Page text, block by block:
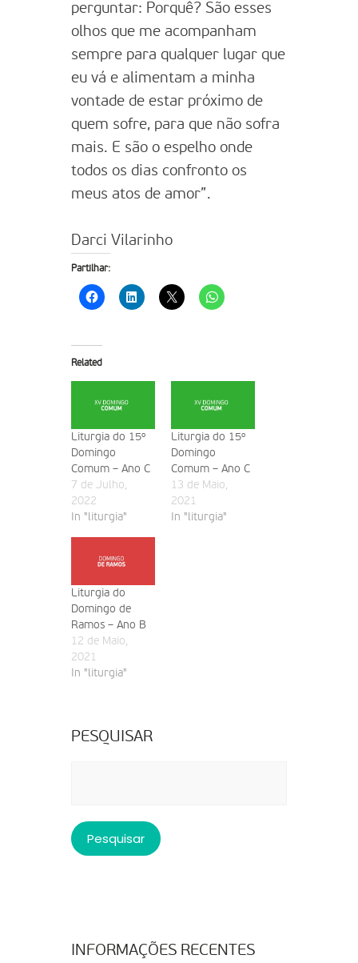
perguntar: Porquê? São esses
olhos que me acompanham
sempre para qualquer lugar que
eu vá e alimentam a minha
vontade de estar próximo de
quem sofre, para que não sofra
mais. E são o espelho onde
todos os dias confronto os
meus atos de amor”.
Darci Vilarinho
Partilhar:
Related
Liturgia do 15º
Domingo
Comum – Ano C
7 de Julho,
2022
In "liturgia"
Liturgia do 15º
Domingo
Comum – Ano C
13 de Maio,
2021
In "liturgia"
Liturgia do
Domingo de
Ramos – Ano B
12 de Maio,
2021
In "liturgia"
PESQUISAR
INFORMAÇÕES RECENTES